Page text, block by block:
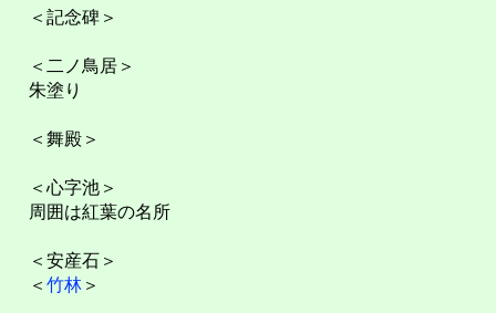
＜記念碑＞
＜二ノ鳥居＞
朱塗り
＜舞殿＞
＜心字池＞
周囲は紅葉の名所
＜安産石＞
＜ 竹林 ＞